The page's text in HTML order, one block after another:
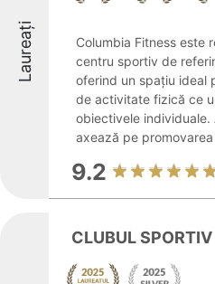
Laureați
Columbia Fitness este
centru sportiv de
oferind un spațiu ideal
de activitate fizică ce
obiectivele individuale.
axează pe promovarea
9.2
CLUBUL